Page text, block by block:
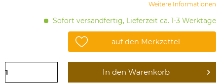
Weitere Informationen
Sofort versandfertig, Lieferzeit ca. 1-3 Werktage
auf den Merkzettel
In den Warenkorb